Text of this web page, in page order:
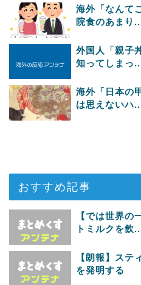
海外「なんて
院食のあまり
外国人「親子
知ってしまっ
海外「日本の
は思えないハ
おすすめ記事
【では世界の
トミルクを飲
【朗報】ステ
を発明する